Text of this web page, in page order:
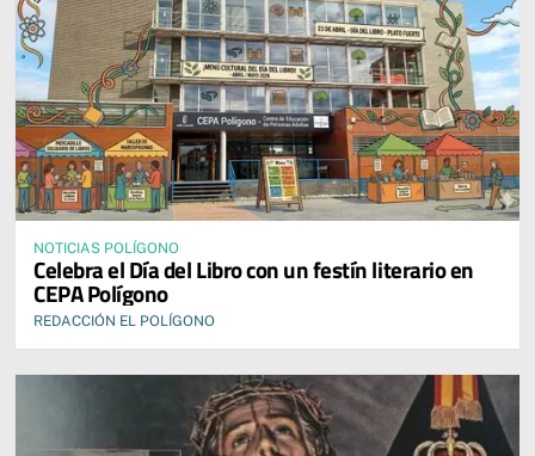
NOTICIAS POLÍGONO
Celebra el Día del Libro con un festín literario en
CEPA Polígono
REDACCIÓN EL POLÍGONO